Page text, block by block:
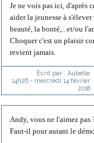
Je ne vois pas ici, d'après
aider la jeunesse à
beauté, la bonté,.. et/ou
Choquer c'est un plaisir
revient jamais.
Écrit par : Aubelle
14h26- mercredi 14 février
2018
Andy, vous ne l'aimez pas
Faut-il pour autant le